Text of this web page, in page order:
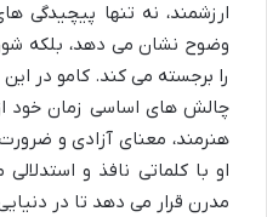
ارزشمند، نه تنها پیچیدگی
وضوح نشان می دهد، بلکه
را برجسته می کند. کامو در
چالش های اساسی زمان خود
هنرمند، معنای آزادی و
او با کلماتی نافذ و
مدرن قرار می دهد تا در